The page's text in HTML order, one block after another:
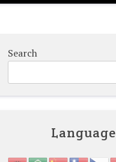
Search
Language